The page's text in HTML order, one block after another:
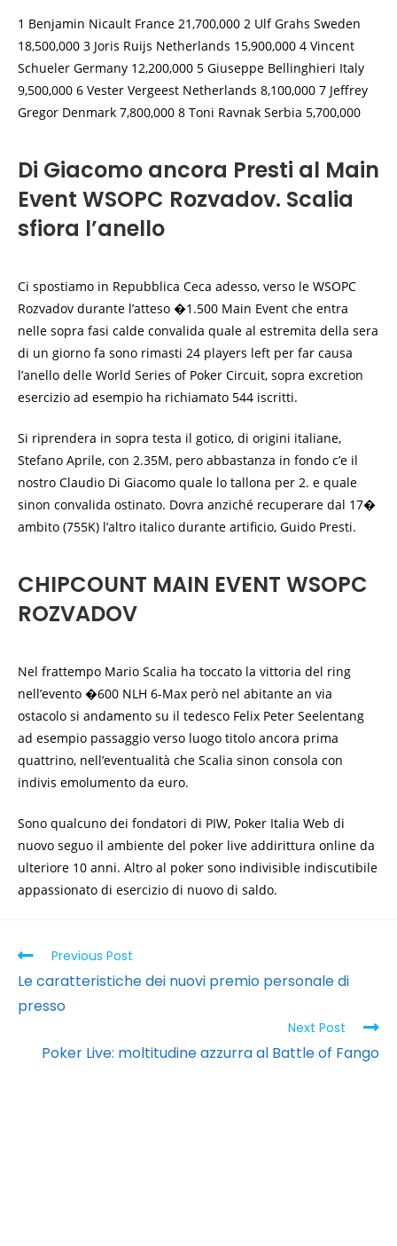
1 Benjamin Nicault France 21,700,000 2 Ulf Grahs Sweden
18,500,000 3 Joris Ruijs Netherlands 15,900,000 4 Vincent
Schueler Germany 12,200,000 5 Giuseppe Bellinghieri Italy
9,500,000 6 Vester Vergeest Netherlands 8,100,000 7 Jeffrey
Gregor Denmark 7,800,000 8 Toni Ravnak Serbia 5,700,000
Di Giacomo ancora Presti al Main
Event WSOPC Rozvadov. Scalia
sfiora l’anello
Ci spostiamo in Repubblica Ceca adesso, verso le WSOPC
Rozvadov durante l’atteso �1.500 Main Event che entra
nelle sopra fasi calde convalida quale al estremita della sera
di un giorno fa sono rimasti 24 players left per far causa
l’anello delle World Series of Poker Circuit, sopra excretion
esercizio ad esempio ha richiamato 544 iscritti.
Si riprendera in sopra testa il gotico, di origini italiane,
Stefano Aprile, con 2.35M, pero abbastanza in fondo c’e il
nostro Claudio Di Giacomo quale lo tallona per 2. e quale
sinon convalida ostinato. Dovra anziché recuperare dal 17�
ambito (755K) l’altro italico durante artificio, Guido Presti.
CHIPCOUNT MAIN EVENT WSOPC
ROZVADOV
Nel frattempo Mario Scalia ha toccato la vittoria del ring
nell’evento �600 NLH 6-Max però nel abitante an via
ostacolo si andamento su il tedesco Felix Peter Seelentang
ad esempio passaggio verso luogo titolo ancora prima
quattrino, nell’eventualità che Scalia sinon consola con
indivis emolumento da euro.
Sono qualcuno dei fondatori di PIW, Poker Italia Web di
nuovo seguo il ambiente del poker live addirittura online da
ulteriore 10 anni. Altro al poker sono indivisible indiscutibile
appassionato di esercizio di nuovo di saldo.
Previous Post
Le caratteristiche dei nuovi premio personale di
presso
Next Post
Poker Live: moltitudine azzurra al Battle of Fango